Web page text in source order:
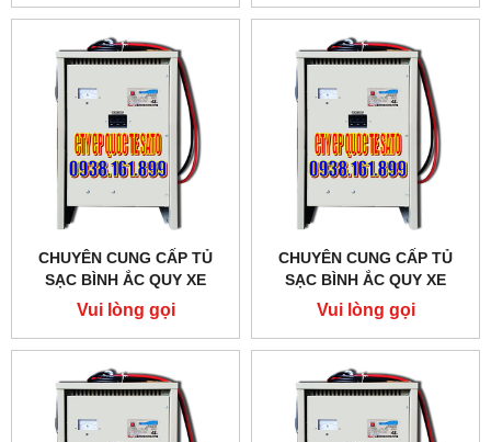
CHUYÊN CUNG CẤP TỦ
SẠC BÌNH ẮC QUY XE
NÂNG - BỘ SẠC BÌNH ẮC
QUY XE NÂNG TẠI QUẬN 8-
Vui lòng gọi
CHUYÊN CUNG CẤP TỦ
SẠC BÌNH ẮC QUY XE
NÂNG - BỘ SẠC BÌNH ẮC
QUY XE NÂNG TẠI QUẬN 7-
Vui lòng gọi